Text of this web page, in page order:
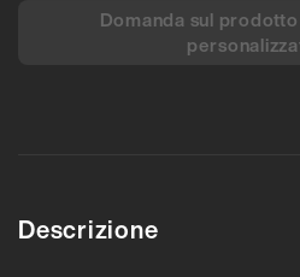
Domanda sul
Descrizione